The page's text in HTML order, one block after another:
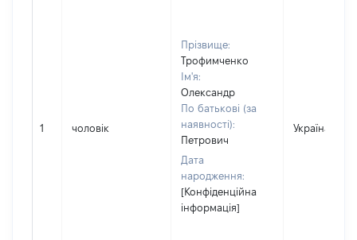
1 чоловік
Прізвище:
Трофимченко
Ім'я:
Олександр
По батькові (за
наявності):
Петрович
Дата
народження:
[Конфіденційна
інформація]
Україна